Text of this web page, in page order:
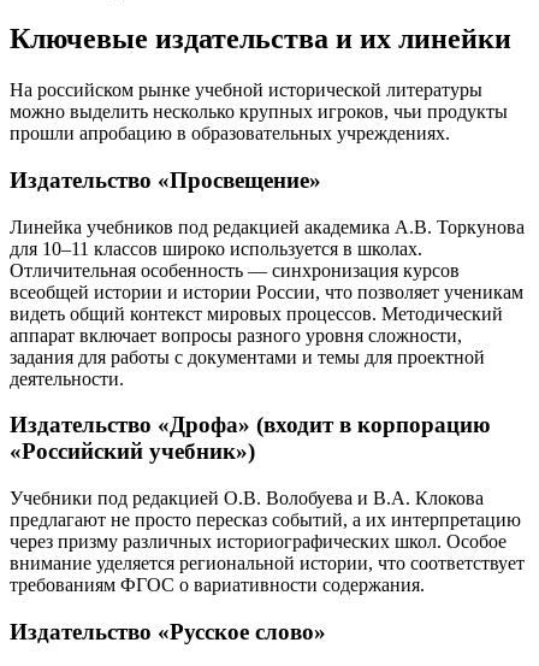
Ключевые издательства и их линейки
На российском рынке учебной исторической литературы
можно выделить несколько крупных игроков, чьи продукты
прошли апробацию в образовательных учреждениях.
Издательство «Просвещение»
Линейка учебников под редакцией академика А.В. Торкунова
для 10–11 классов широко используется в школах.
Отличительная особенность — синхронизация курсов
всеобщей истории и истории России, что позволяет ученикам
видеть общий контекст мировых процессов. Методический
аппарат включает вопросы разного уровня сложности,
задания для работы с документами и темы для проектной
деятельности.
Издательство «Дрофа» (входит в корпорацию
«Российский учебник»)
Учебники под редакцией О.В. Волобуева и В.А. Клокова
предлагают не просто пересказ событий, а их интерпретацию
через призму различных историографических школ. Особое
внимание уделяется региональной истории, что соответствует
требованиям ФГОС о вариативности содержания.
Издательство «Русское слово»